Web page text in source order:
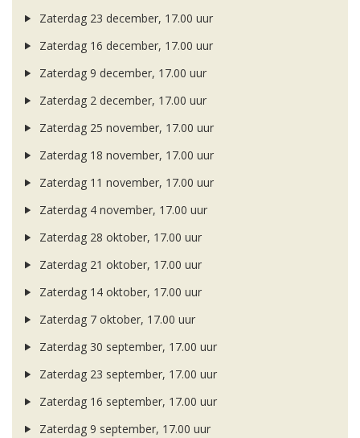
Zaterdag 23 december, 17.00 uur
Zaterdag 16 december, 17.00 uur
Zaterdag 9 december, 17.00 uur
Zaterdag 2 december, 17.00 uur
Zaterdag 25 november, 17.00 uur
Zaterdag 18 november, 17.00 uur
Zaterdag 11 november, 17.00 uur
Zaterdag 4 november, 17.00 uur
Zaterdag 28 oktober, 17.00 uur
Zaterdag 21 oktober, 17.00 uur
Zaterdag 14 oktober, 17.00 uur
Zaterdag 7 oktober, 17.00 uur
Zaterdag 30 september, 17.00 uur
Zaterdag 23 september, 17.00 uur
Zaterdag 16 september, 17.00 uur
Zaterdag 9 september, 17.00 uur